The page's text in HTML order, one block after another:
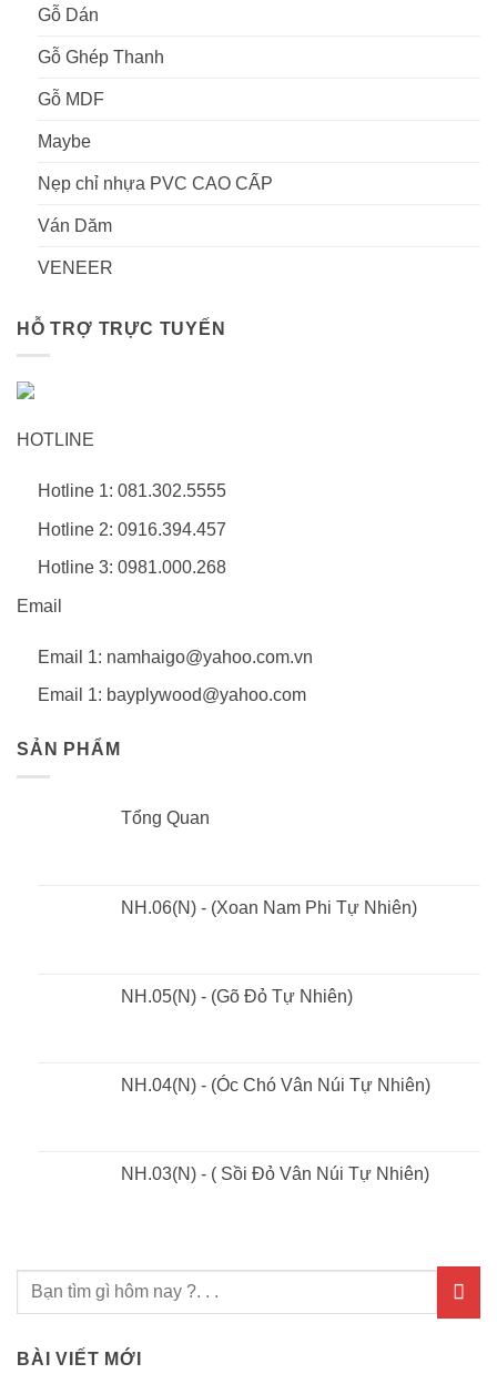
Gỗ Dán
Gỗ Ghép Thanh
Gỗ MDF
Maybe
Nẹp chỉ nhựa PVC CAO CẤP
Ván Dăm
VENEER
HỖ TRỢ TRỰC TUYẾN
HOTLINE
Hotline 1: 081.302.5555
Hotline 2: 0916.394.457
Hotline 3: 0981.000.268
Email
Email 1: namhaigo@yahoo.com.vn
Email 1: bayplywood@yahoo.com
SẢN PHẨM
Tổng Quan
NH.06(N) - (Xoan Nam Phi Tự Nhiên)
NH.05(N) - (Gõ Đỏ Tự Nhiên)
NH.04(N) - (Óc Chó Vân Núi Tự Nhiên)
NH.03(N) - ( Sồi Đỏ Vân Núi Tự Nhiên)
BÀI VIẾT MỚI